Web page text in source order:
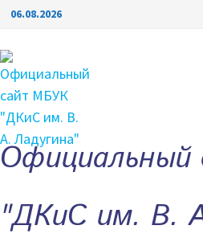
Перейти
содержимому
06.08.2026
"ДКиС им. В.